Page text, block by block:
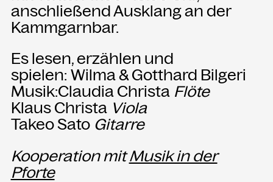
anschließend Ausklang an der
Kammgarnbar.
Es lesen, erzählen und
spielen: Wilma & Gotthard Bilgeri
Musik:Claudia Christa Flöte
Klaus Christa Viola
Takeo Sato Gitarre
Kooperation mitMusik in der
Pforte